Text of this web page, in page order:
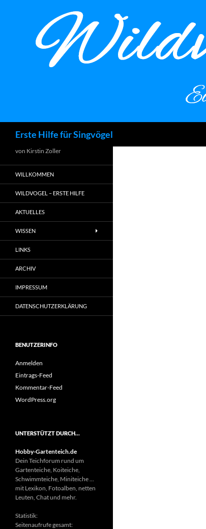
Erste Hilfe für Singvögel
von Kirstin Zoller
WILLKOMMEN
WILDVOGEL – ERSTE HILFE
AKTUELLES
WISSEN
LINKS
ARCHIV
IMPRESSUM
DATENSCHUTZERKLÄRUNG
BENUTZERINFO
Anmelden
Eintrags-Feed
Kommentar-Feed
WordPress.org
UNTERSTÜTZT DURCH…
Hobby-Gartenteich.de
Dein Teichforum rund um
Gartenteiche, Koiteiche,
Schwimmteiche, Miniteiche ...
mit Lexikon, Fotoalben, netten
Leuten, Chat und mehr.
Statistik:
Seitenaufrufe gesamt: